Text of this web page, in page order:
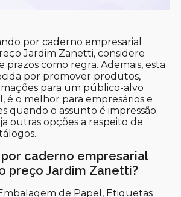
por caderno empresarial
Jardim Zanetti, considere
como regra. Ademais, esta
por promover produtos,
para um público-alvo
é o melhor para empresários e
quando o assunto é impressão
outras opções a respeito de
caderno empresarial
preço Jardim Zanetti?
de Papel, Etiquetas